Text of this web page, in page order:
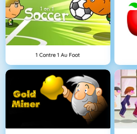
1 Contre 1 Au Foot